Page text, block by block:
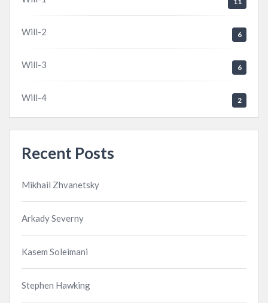
Will-2 6
Will-3 6
Will-4 2
Recent Posts
Mikhail Zhvanetsky
Arkady Severny
Kasem Soleimani
Stephen Hawking